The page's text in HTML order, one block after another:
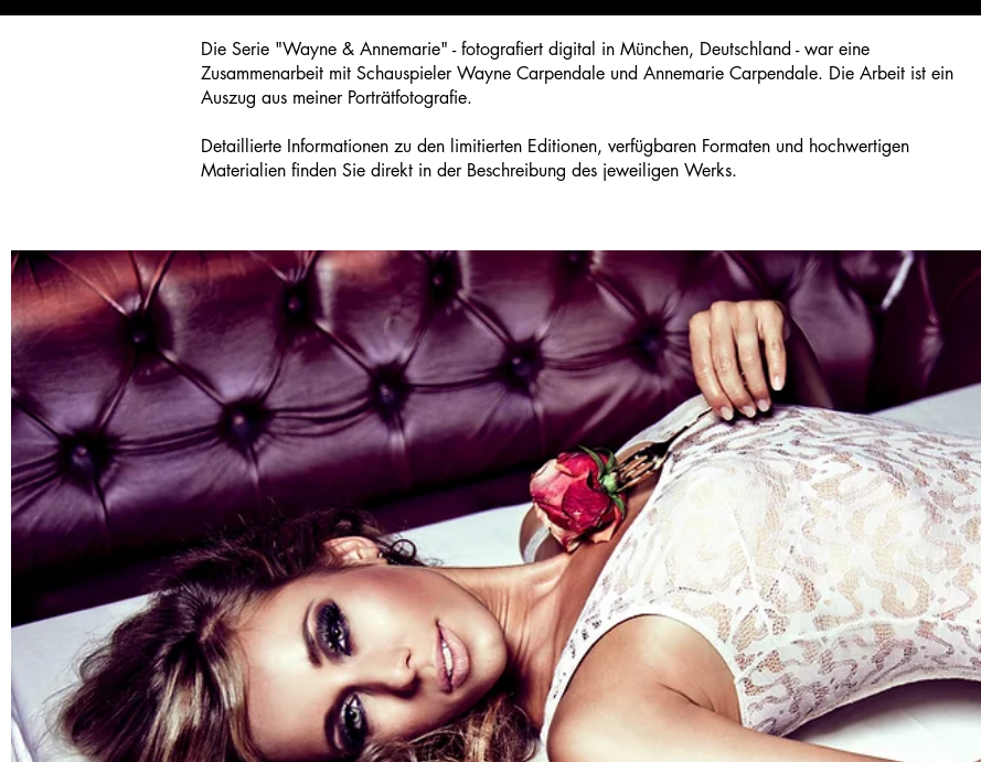
Die Serie "Wayne & Annemarie" - fotografiert digital in München, Deutschland - war eine
Zusammenarbeit mit Schauspieler Wayne Carpendale und Annemarie Carpendale. Die Arbeit ist ein
Auszug aus meiner Porträtfotografie.
Detaillierte Informationen zu den limitierten Editionen, verfügbaren Formaten und hochwertigen
Materialien finden Sie direkt in der Beschreibung des jeweiligen Werks.